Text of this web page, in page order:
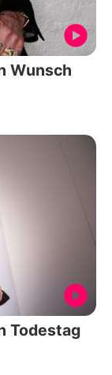
Wunsch
Todestag